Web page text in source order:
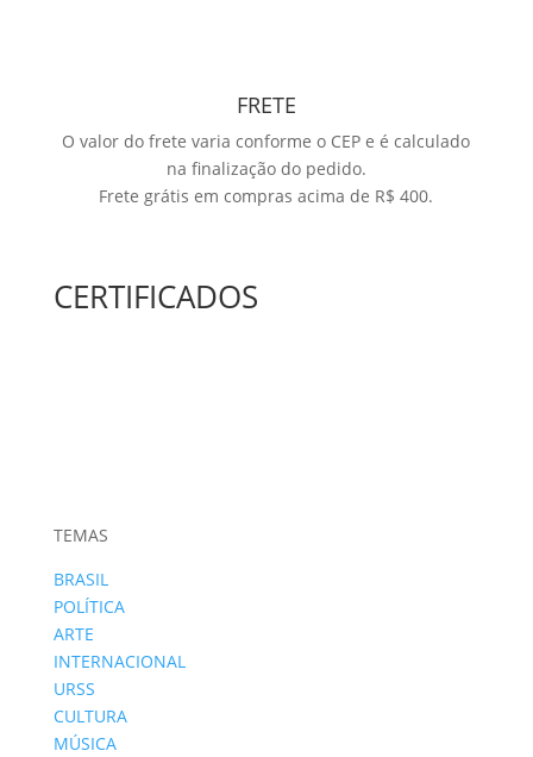
FRETE
O valor do frete varia conforme o CEP e é calculado
na finalização do pedido.
Frete grátis em compras acima de R$ 400.
CERTIFICADOS
TEMAS
BRASIL
POLÍTICA
ARTE
INTERNACIONAL
URSS
CULTURA
MÚSICA